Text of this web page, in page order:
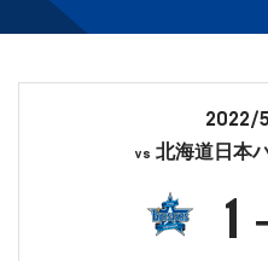
2022/
vs 北海道日本
1